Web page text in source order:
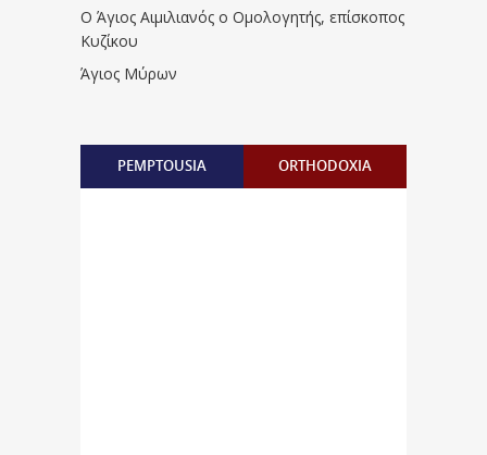
Ο Άγιος Αιμιλιανός ο Ομολογητής, επίσκοπος
Κυζίκου
Άγιος Μύρων
PEMPTOUSIA ORTHODOXIA